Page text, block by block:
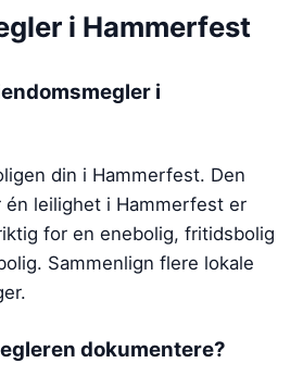
i Hammerfest
i
din i Hammerfest. Den
leilighet i Hammerfest er
for en enebolig, fritidsbolig
Sammenlign flere lokale
dokumentere?